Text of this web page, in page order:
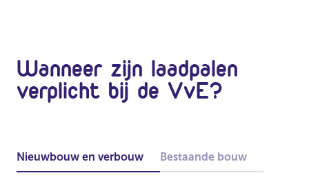
Wanneer zijn laadpalen
verplicht bij de VvE?
Nieuwbouw en verbouw Bestaande bouw